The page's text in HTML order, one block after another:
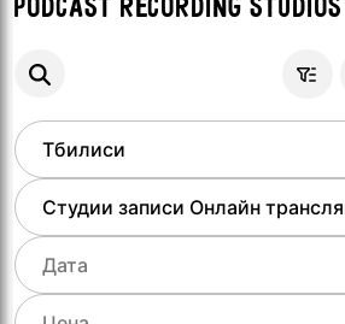
Podcast recording studios